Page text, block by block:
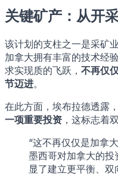
关键矿产：从开
该计划的支柱之一是采矿
加拿大拥有丰富的技术经
求实现质的飞跃， 不再仅
节迈进。
在此方面，埃布拉德透露
一项重要投资 ，这标志着
“这不再仅仅是加拿
墨西哥对加拿大的投
显了建立更平衡、双